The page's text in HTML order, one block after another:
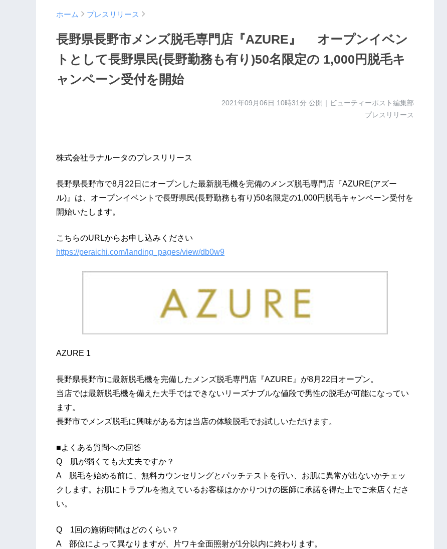
ホーム プレスリリース
長野県長野市メンズ脱毛専門店『AZURE』 オープンイベン
トとして長野県民(長野勤務も有り)50名限定の 1,000円脱毛キ
ャンペーン受付を開始
2021年09月06日 10時31分 公開｜ビューティーポスト編集部
プレスリリース
株式会社ラナルータのプレスリリース
長野県長野市で8月22日にオープンした最新脱毛機を完備のメンズ脱毛専門店『AZURE(アズー
ル)』は、オープンイベントで長野県民(長野勤務も有り)50名限定の1,000円脱毛キャンペーン受付を
開始いたします。
こちらのURLからお申し込みください
https://peraichi.com/landing_pages/view/db0w9
AZURE 1
長野県長野市に最新脱毛機を完備したメンズ脱毛専門店『AZURE』が8月22日オープン。
当店では最新脱毛機を備えた大手ではできないリーズナブルな値段で男性の脱毛が可能になってい
ます。
長野市でメンズ脱毛に興味がある方は当店の体験脱毛でお試しいただけます。
■よくある質問への回答
Q 肌が弱くても大丈夫ですか？
A 脱毛を始める前に、無料カウンセリングとパッチテストを行い、お肌に異常が出ないかチェッ
クします。お肌にトラブルを抱えているお客様はかかりつけの医師に承諾を得た上でご来店くださ
い。
Q 1回の施術時間はどのくらい？
A 部位によって異なりますが、片ワキ全面照射が1分以内に終わります。